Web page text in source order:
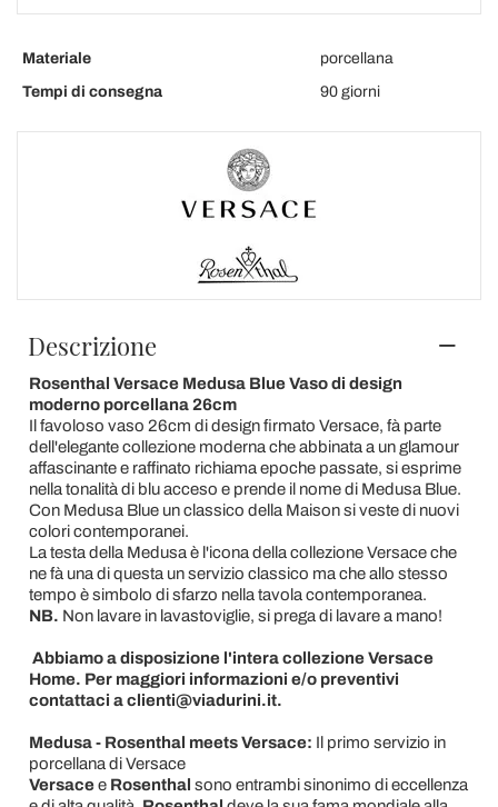
Materiale
porcellana
Tempi di consegna
90 giorni
Descrizione
Rosenthal Versace Medusa Blue Vaso di design
moderno porcellana 26cm
Il favoloso vaso 26cm di design firmato Versace, fà parte
dell'elegante collezione moderna che abbinata a un glamour
affascinante e raffinato richiama epoche passate, si esprime
nella tonalità di blu acceso e prende il nome di Medusa Blue.
Con Medusa Blue un classico della Maison si veste di nuovi
colori contemporanei.
La testa della Medusa è l'icona della collezione Versace che
ne fà una di questa un servizio classico ma che allo stesso
tempo è simbolo di sfarzo nella tavola contemporanea.
NB. Non lavare in lavastoviglie, si prega di lavare a mano!
Abbiamo a disposizione l'intera collezione Versace
Home. Per maggiori informazioni e/o preventivi
contattaci a clienti@viadurini.it.
Medusa - Rosenthal meets Versace: Il primo servizio in
porcellana di Versace
Versacee Rosenthal sono entrambi sinonimo di eccellenza